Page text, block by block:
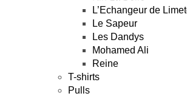
L’Echangeur de
Le Sapeur
Les Dandys
Mohamed Ali
Reine
T-shirts
Pulls